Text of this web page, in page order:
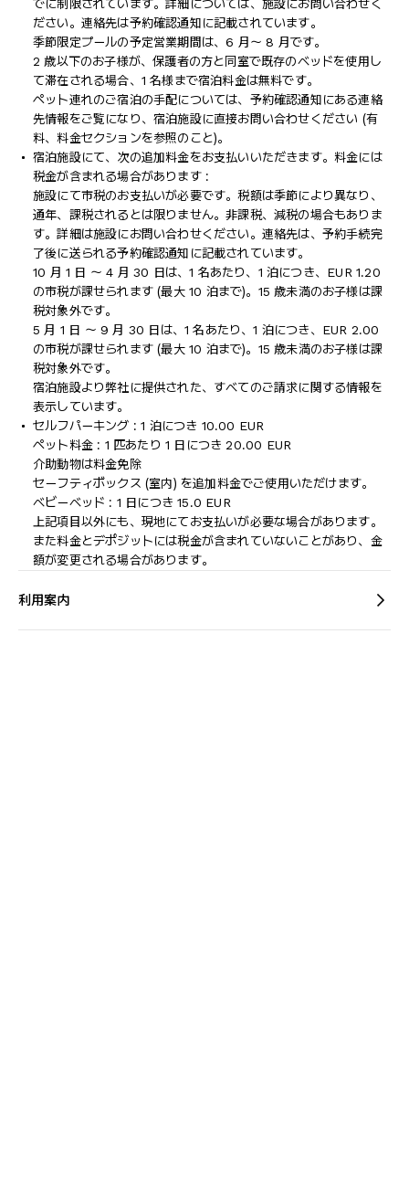
でに制限されています。詳細については、施設にお問い合わせく
ださい。連絡先は予約確認通知に記載されています。
季節限定プールの予定営業期間は、6 月～ 8 月です。
2 歳以下のお子様が、保護者の方と同室で既存のベッドを使用し
て滞在される場合、1 名様まで宿泊料金は無料です。
ペット連れのご宿泊の手配については、予約確認通知にある連絡
先情報をご覧になり、宿泊施設に直接お問い合わせください (有
料、料金セクションを参照のこと)。
宿泊施設にて、次の追加料金をお支払いいただきます。料金には
税金が含まれる場合があります :
施設にて市税のお支払いが必要です。税額は季節により異なり、
通年、課税されるとは限りません。非課税、減税の場合もありま
す。詳細は施設にお問い合わせください。連絡先は、予約手続完
了後に送られる予約確認通知に記載されています。
10 月 1 日 ～ 4 月 30 日は、1 名あたり、1 泊につき、EUR 1.20
の市税が課せられます (最大 10 泊まで)。15 歳未満のお子様は課
税対象外です。
5 月 1 日 ～ 9 月 30 日は、1 名あたり、1 泊につき、EUR 2.00
の市税が課せられます (最大 10 泊まで)。15 歳未満のお子様は課
税対象外です。
宿泊施設より弊社に提供された、すべてのご請求に関する情報を
表示しています。
セルフパーキング : 1 泊につき 10.00 EUR
ペット料金 : 1 匹あたり 1 日につき 20.00 EUR
介助動物は料金免除
セーフティボックス (室内) を追加料金でご使用いただけます。
ベビーベッド : 1 日につき 15.0 EUR
上記項目以外にも、現地にてお支払いが必要な場合があります。
また料金とデポジットには税金が含まれていないことがあり、金
額が変更される場合があります。
利用案内